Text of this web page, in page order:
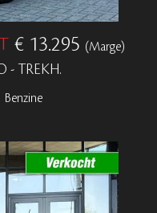
€ 13.295 (Marge)
- TREKH.
Benzine